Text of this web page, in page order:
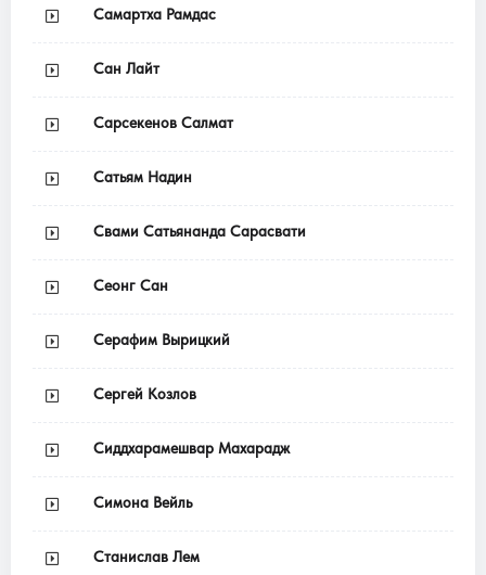
Самартха Рамдас
Сан Лайт
Сарсекенов Салмат
Сатьям Надин
Свами Сатьянанда Сарасвати
Сеонг Сан
Серафим Вырицкий
Сергей Козлов
Сиддхарамешвар Махарадж
Симона Вейль
Станислав Лем